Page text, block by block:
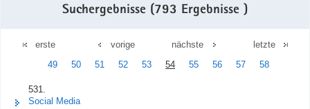
Suchergebnisse (793 Ergebnisse )
erste
vorige
49
50 51 52 53 54 55 56 57 58
nächste letzte
531.
Social Media